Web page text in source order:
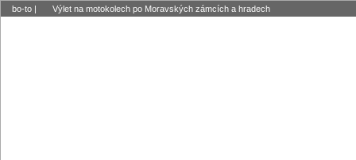
bo-to | Výlet na motokolech po Moravských zámcích a hradech